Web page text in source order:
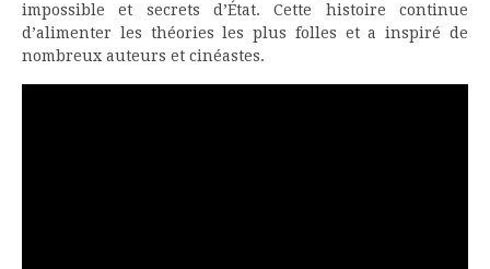
impossible et secrets d’État. Cette histoire continue
d’alimenter les théories les plus folles et a inspiré de
nombreux auteurs et cinéastes.